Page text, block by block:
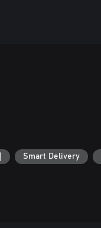
Smart Delivery